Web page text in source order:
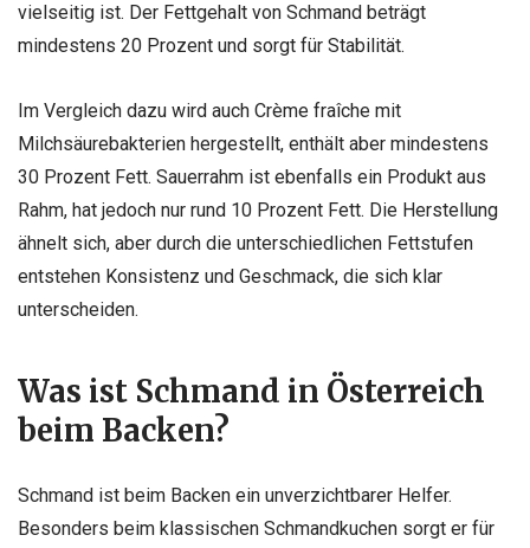
vielseitig ist. Der Fettgehalt von Schmand beträgt
mindestens 20 Prozent und sorgt für Stabilität.
Im Vergleich dazu wird auch Crème fraîche mit
Milchsäurebakterien hergestellt, enthält aber mindestens
30 Prozent Fett. Sauerrahm ist ebenfalls ein Produkt aus
Rahm, hat jedoch nur rund 10 Prozent Fett. Die Herstellung
ähnelt sich, aber durch die unterschiedlichen Fettstufen
entstehen Konsistenz und Geschmack, die sich klar
unterscheiden.
Was ist Schmand in Österreich
beim Backen?
Schmand ist beim Backen ein unverzichtbarer Helfer.
Besonders beim klassischen Schmandkuchen sorgt er für